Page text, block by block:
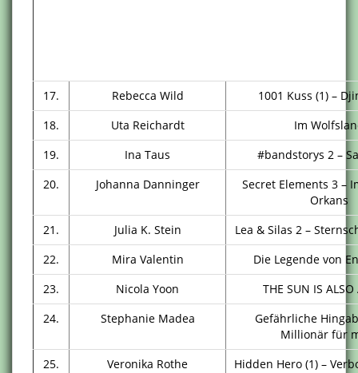
17. Rebecca Wild
1001 Kuss (1) –
18.
Uta Reichardt
Im
19.
Ina Taus
#bandstorys 2 –
20.
Johanna Danninger
Secret Elements 3 –
Orkans
21.
Julia K. Stein
Lea & Silas 2 –
22.
Mira Valentin
Die Legende von
23.
Nicola Yoon
THE SUN IS ALSO
24.
Stephanie Madea
Gefährliche
Millionär für
25.
Veronika Rothe
Hidden Hero (1) –